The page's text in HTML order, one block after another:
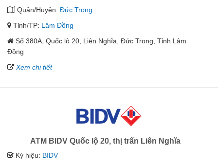
Quận/Huyện: Đức Trọng
Tỉnh/TP: Lâm Đồng
Số 380A, Quốc lộ 20, Liên Nghĩa, Đức Trọng, Tỉnh Lâm
Đồng
Xem chi tiết
ATM BIDV Quốc lộ 20, thị trấn Liên Nghĩa
Ký hiệu: BIDV